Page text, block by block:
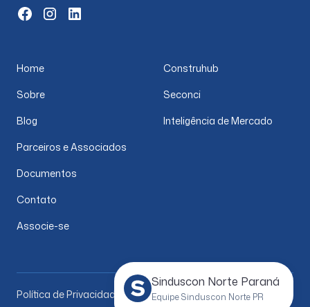
Sinduscon Norte Paraná
Equipe Sinduscon Norte PR
Home
Sobre
Blog
Parceiros e Associados
Documentos
Contato
Associe-se
Construhub
Seconci
Inteligência de Mercado
Política de Privacidade